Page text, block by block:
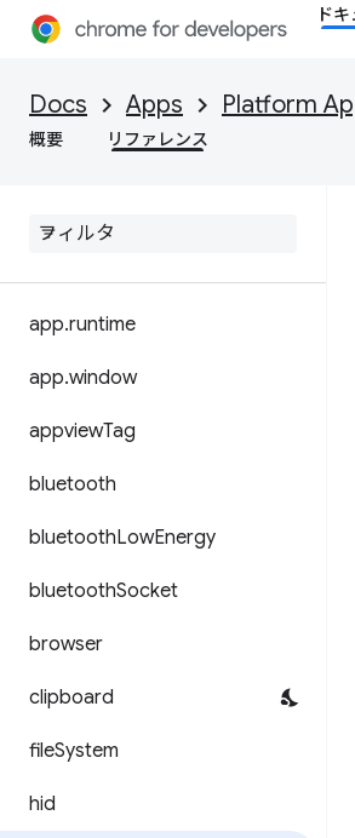
ド
Docs Apps Platform
概要 リファレンス
app.runtime
app.window
appviewTag
bluetooth
bluetoothLowEnergy
bluetoothSocket
browser
clipboard
fileSystem
hid